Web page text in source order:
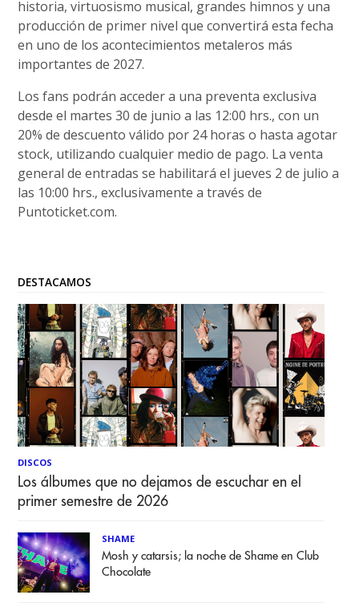
historia, virtuosismo musical, grandes himnos y una
producción de primer nivel que convertirá esta fecha
en uno de los acontecimientos metaleros más
importantes de 2027.
Los fans podrán acceder a una preventa exclusiva
desde el martes 30 de junio a las 12:00 hrs., con un
20% de descuento válido por 24 horas o hasta agotar
stock, utilizando cualquier medio de pago. La venta
general de entradas se habilitará el jueves 2 de julio a
las 10:00 hrs., exclusivamente a través de
Puntoticket.com.
DESTACAMOS
DISCOS
Los álbumes que no dejamos de escuchar en el
primer semestre de 2026
SHAME
Mosh y catarsis; la noche de Shame en Club
Chocolate